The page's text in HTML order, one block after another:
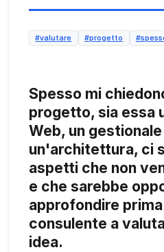
#valutare #progetto
Spesso mi
progetto, sia essa
Web, un gestionale
un'architettura, ci
aspetti che non
e che sarebbe
approfondire
consulente a
idea.